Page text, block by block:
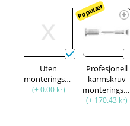
Uten
monteringssett
(+ 0.00 kr)
Populær
Profesjonell
karmskruv
monteringssett
(+ 170.43 kr)